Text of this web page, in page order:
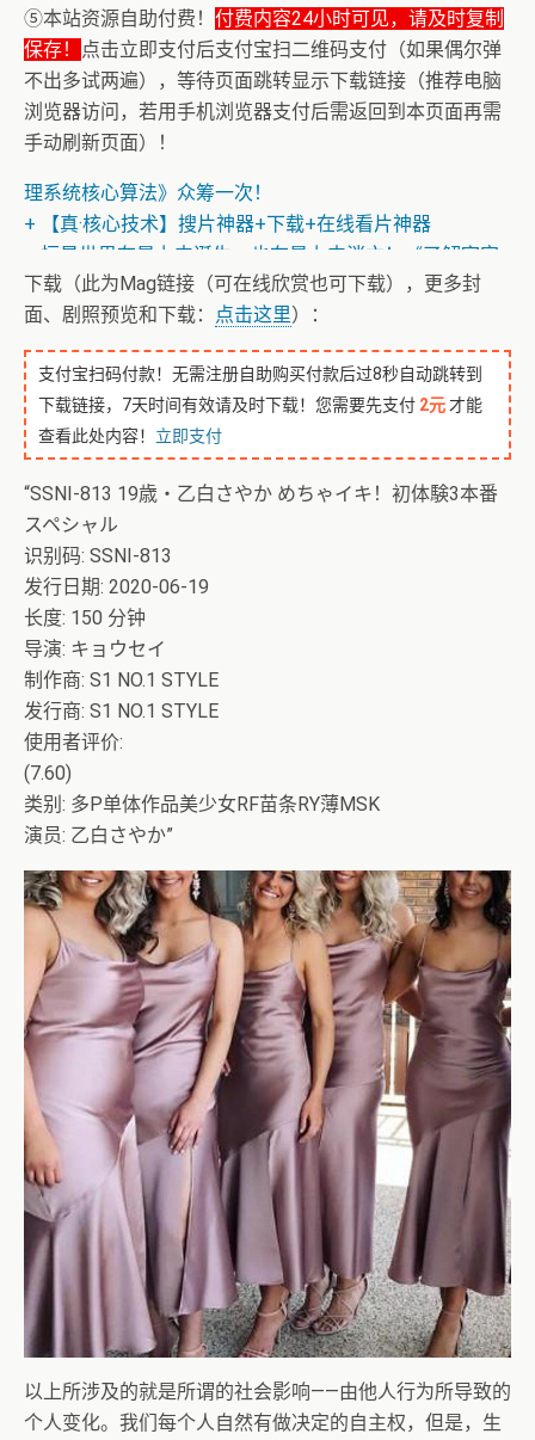
⑤本站资源自助付费！ 付费内容24小时可见，请及时复制
保存！
点击立即支付后支付宝扫二维码支付（如果偶尔弹
不出多试两遍），等待页面跳转显示下载链接（推荐电脑
浏览器访问，若用手机浏览器支付后需返回到本页面再需
手动刷新页面）！
+ 恭喜IP为180.201.1.217的网友为电子书籍《动力电池管
理系统核心算法》众筹一次！
+ 【真·核心技术】搜片神器+下载+在线看片神器
+ 恒星世界在暴力中诞生，也在暴力中消亡！《了解宇宙
如何运行》
下载（此为Mag链接（可在线欣赏也可下载），更多封
面、剧照预览和下载：
点击这里）：
支付宝扫码付款！无需注册自助购买付款后过8秒自动跳转到
下载链接，7天时间有效请及时下载！您需要先支付 2元 才能
查看此处内容！ 立即支付
“SSNI-813 19歳・乙白さやか めちゃイキ！初体験3本番
スペシャル
识别码: SSNI-813
发行日期: 2020-06-19
长度: 150 分钟
导演: キョウセイ
制作商: S1 NO.1 STYLE
发行商: S1 NO.1 STYLE
使用者评价:
(7.60)
类别: 多P单体作品美少女RF苗条RY薄MSK
演员: 乙白さやか”
以上所涉及的就是所谓的社会影响——由他人行为所导致的
个人变化。我们每个人自然有做决定的自主权，但是，生